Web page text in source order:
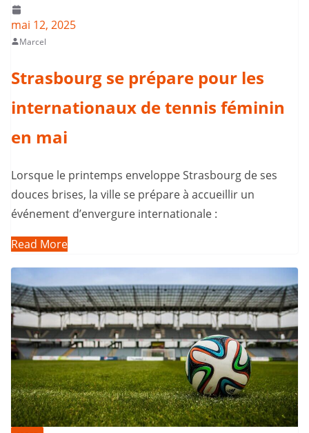
mai 12, 2025
Marcel
Strasbourg se prépare pour les
internationaux de tennis féminin
en mai
Lorsque le printemps enveloppe Strasbourg de ses
douces brises, la ville se prépare à accueillir un
événement d’envergure internationale :
Read More